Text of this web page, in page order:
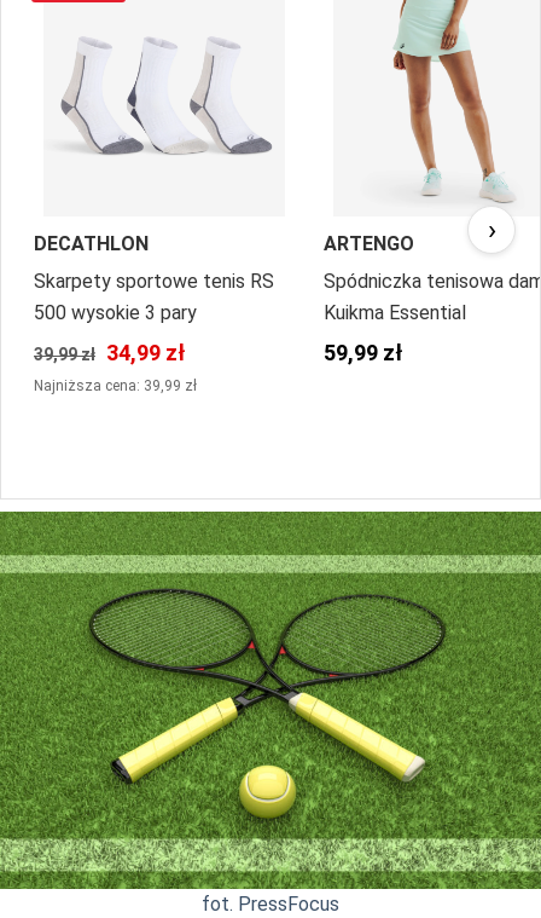
DECATHLON
Skarpety sportowe tenis RS
500 wysokie 3 pary
39,99 zł 34,99 zł
Najniższa cena: 39,99 zł
ARTENGO
Spódniczka tenisowa
Kuikma Essential
59,99 zł
›
fot. PressFocus